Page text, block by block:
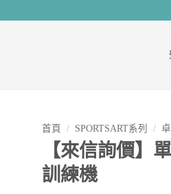
首頁 / SPORTSART系列 /
【來信詢價】
訓練機